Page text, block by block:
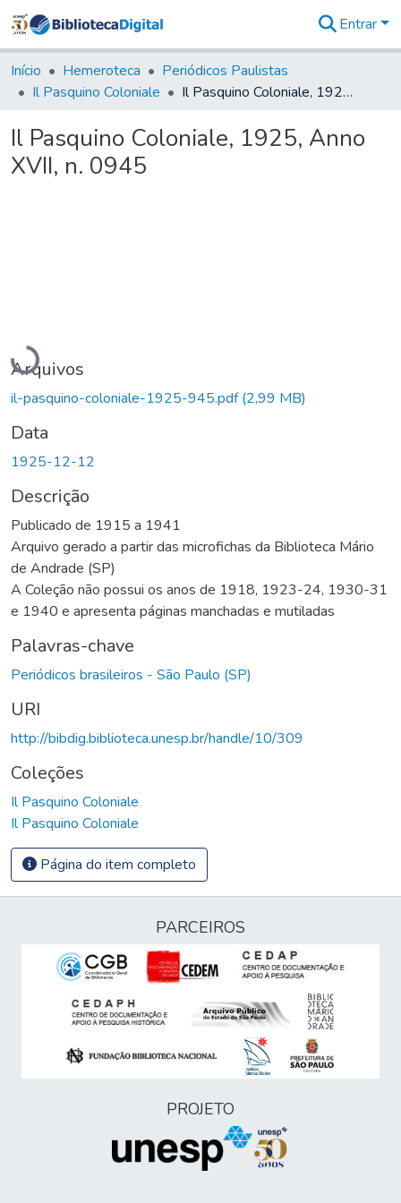
&
Coleções
Tudo na
Digital
Entrar
Início Hemeroteca
Periódicos Paulistas
Il Pasquino Coloniale
Il Pasquino Coloniale, 1925, Anno XVII, n. 0945
Il Pasquino Coloniale, 1925, Anno
XVII, n. 0945
Carregando...
Arquivos
il-pasquino-coloniale-1925-945.pdf(2,99 MB)
Data
1925-12-12
Descrição
Publicado de 1915 a 1941
Arquivo gerado a partir das microfichas da Biblioteca Mário
de Andrade (SP)
A Coleção não possui os anos de 1918, 1923-24, 1930-31
e 1940 e apresenta páginas manchadas e mutiladas
Palavras-chave
Periódicos brasileiros - São Paulo (SP)
URI
http://bibdig.biblioteca.unesp.br/handle/10/309
Coleções
Il Pasquino Coloniale
Il Pasquino Coloniale
Página do item completo
PARCEIROS
PROJETO